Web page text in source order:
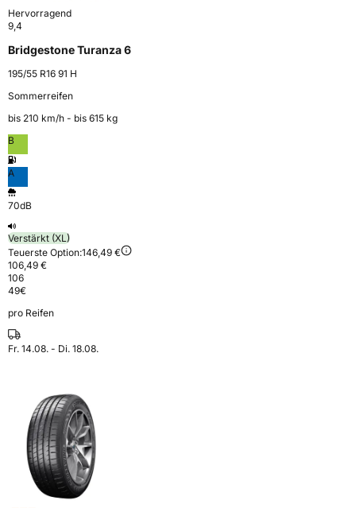
Hervorragend
9,4
Bridgestone Turanza 6
195/55 R16 91 H
Sommerreifen
bis 210 km⁠/⁠h - bis 615 kg
B
A
70dB
Verstärkt (XL)
Teuerste Option:146,49 €
106,49 €
106
49€
pro Reifen
Fr. 14.08. - Di. 18.08.